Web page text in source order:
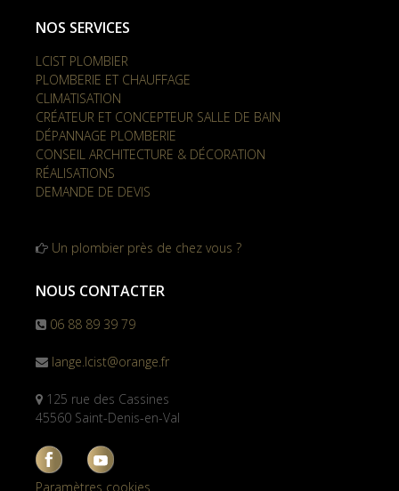
NOS SERVICES
LCIST PLOMBIER
PLOMBERIE ET CHAUFFAGE
CLIMATISATION
CRÉATEUR ET CONCEPTEUR SALLE DE BAIN
DÉPANNAGE PLOMBERIE
CONSEIL ARCHITECTURE & DÉCORATION
RÉALISATIONS
DEMANDE DE DEVIS
Un plombier près de chez vous ?
NOUS CONTACTER
06 88 89 39 79
lange.lcist@orange.fr
125 rue des Cassines
45560 Saint-Denis-en-Val
Paramètres cookies